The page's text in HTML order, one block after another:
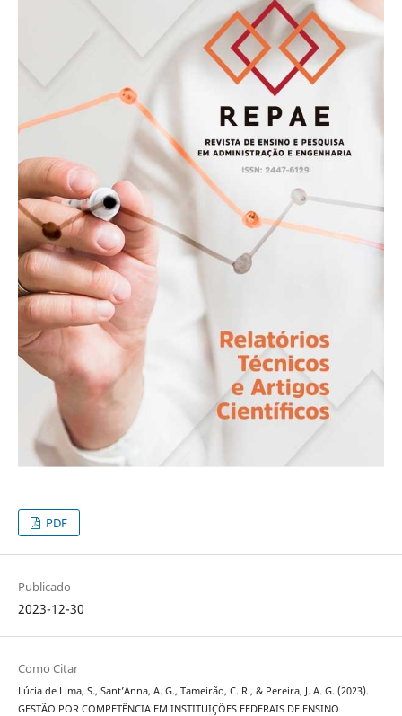
PDF
Publicado
2023-12-30
Como Citar
Lúcia de Lima, S., Sant’Anna, A. G., Tameirão, C. R., & Pereira, J. A. G. (2023).
GESTÃO POR COMPETÊNCIA EM INSTITUIÇÕES FEDERAIS DE ENSINO